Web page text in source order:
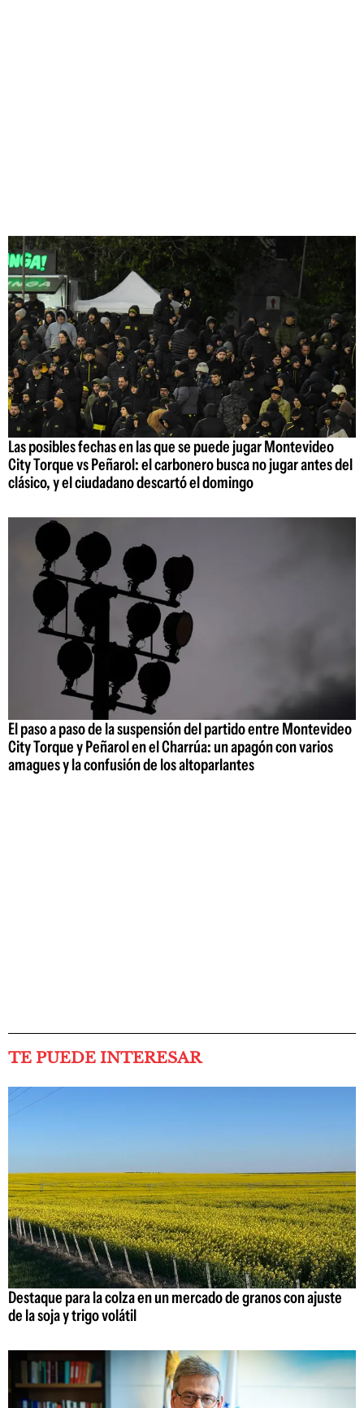
Las posibles fechas en las que se puede jugar Montevideo
City Torque vs Peñarol: el carbonero busca no jugar antes del
clásico, y el ciudadano descartó el domingo
El paso a paso de la suspensión del partido entre Montevideo
City Torque y Peñarol en el Charrúa: un apagón con varios
amagues y la confusión de los altoparlantes
TE PUEDE INTERESAR
Destaque para la colza en un mercado de granos con ajuste
de la soja y trigo volátil